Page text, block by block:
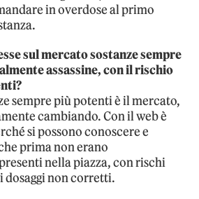
in overdose al primo
sul mercato sostanze sempre
assassine, con il rischio
sempre più potenti è il mercato,
cambiando. Con il web è
si possono conoscere e
prima non erano
nella piazza, con rischi
dosaggi non corretti.